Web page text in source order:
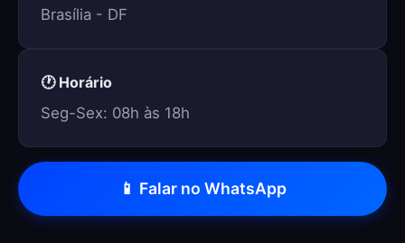
Brasília - DF
🕐 Horário
Seg-Sex: 08h às 18h
📱 Falar no WhatsApp